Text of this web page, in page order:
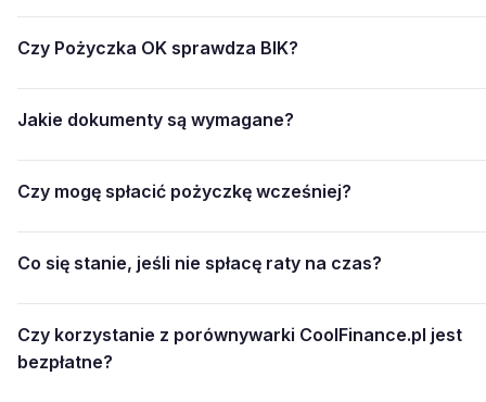
Czy Pożyczka OK sprawdza BIK?
Jakie dokumenty są wymagane?
Czy mogę spłacić pożyczkę wcześniej?
Co się stanie, jeśli nie spłacę raty na czas?
Czy korzystanie z porównywarki CoolFinance.pl jest
bezpłatne?